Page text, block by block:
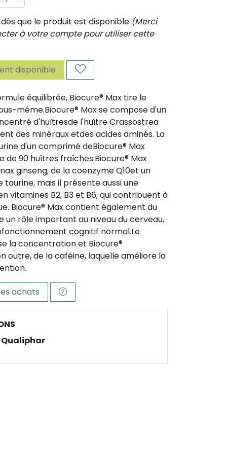
que le produit est disponible (Merci
à votre compte pour utiliser cette
disponible
équilibrée, Biocure® Max tire le
même.Biocure® Max se compose d'un
d'huîtresde l'huître Crassostrea
des minéraux etdes acides aminés. La
d'un comprimé deBiocure® Max
de 90 huîtres fraîches.Biocure® Max
ginseng, de la coenzyme Q10et un
mais il présente aussi une
vitamines B2, B3 et B6, qui contribuent à
Biocure® Max contient également du
un rôle important au niveau du cerveau,
cognitif normal.Le
la concentration et Biocure®
outre, de la caféine, laquelle améliore la
achats
Qualiphar